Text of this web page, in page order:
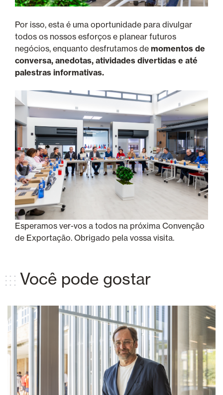
Por isso, esta é uma oportunidade para divulgar
todos os nossos esforços e planear futuros
negócios, enquanto desfrutamos de momentos de
conversa, anedotas, atividades divertidas e até
palestras informativas.
Esperamos ver-vos a todos na próxima Convenção
de Exportação. Obrigado pela vossa visita.
Você pode gostar